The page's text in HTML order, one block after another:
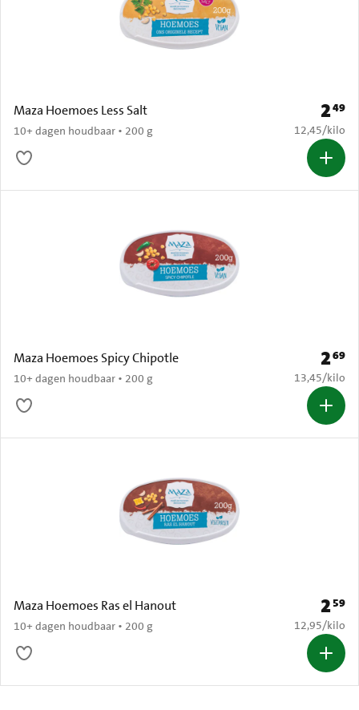
Maza Hoemoes Less Salt
10+ dagen houdbaar • 200 g
Prijs:
249
€ 12,45 per
12,45/kilo
Maza Hoemoes Spicy Chipotle
10+ dagen houdbaar • 200 g
Prijs:
269
€ 13,45 per
13,45/kilo
Maza Hoemoes Ras el Hanout
10+ dagen houdbaar • 200 g
Prijs:
259
€ 12,95 per
12,95/kilo